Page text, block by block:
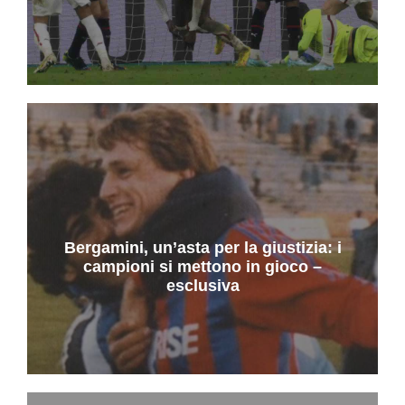
Bergamini, un’asta per la giustizia: i
campioni si mettono in gioco –
esclusiva